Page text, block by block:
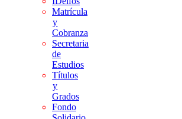
Matrícula
y
Cobranza
Secretaria
de
Estudios
Títulos
y
Grados
Fondo